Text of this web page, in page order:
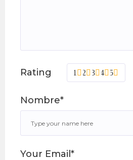
Rating 5
4
3
2
1
Nombre*
Your Email*